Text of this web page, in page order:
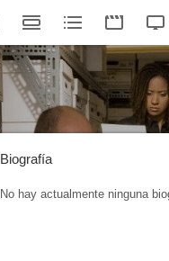
Biografía
No hay actualmente ninguna